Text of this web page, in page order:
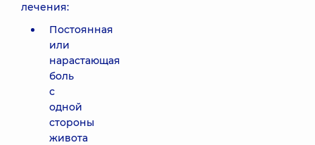
лечения:
Постоянная
или
нарастающая
боль
с
одной
стороны
живота